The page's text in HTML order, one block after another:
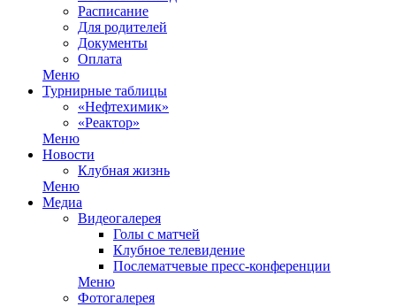
Расписание
Для родителей
Документы
Оплата
Меню
Турнирные таблицы
«Нефтехимик»
«Реактор»
Меню
Новости
Клубная жизнь
Меню
Медиа
Видеогалерея
Голы с матчей
Клубное телевидение
Послематчевые пресс-конференции
Меню
Фотогалерея